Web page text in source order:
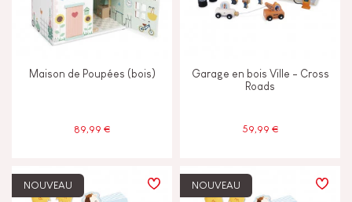
Maison de Poupées (bois)
89,99 €
Garage en bois Ville - Cross
Roads
59,99 €
NOUVEAU NOUVEAU